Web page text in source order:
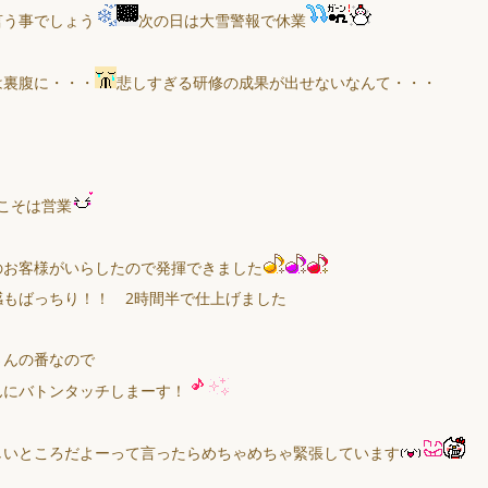
事でしょう 次の日は大雪警報で休業
腹に・・・ 悲しすぎる研修の成果が出せないなんて・・・
そは営業
客様がいらしたので発揮できました
もばっちり！！ 2時間半で仕上げました
の番なので
バトンタッチしまーす！
ところだよーって言ったらめちゃめちゃ緊張しています